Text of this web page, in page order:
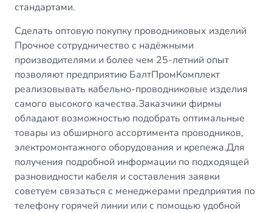
стандартами.
Сделать оптовую покупку проводниковых изделий
Прочное сотрудничество с надёжными
производителями и более чем 25-летний опыт
позволяют предприятию БалтПромКомплект
реализовывать кабельно-проводниковые изделия
самого высокого качества.Заказчики фирмы
обладают возможностью подобрать оптимальные
товары из обширного ассортимента проводников,
электромонтажного оборудования и крепежа.Для
получения подробной информации по подходящей
разновидности кабеля и составления заявки
советуем связаться с менеджерами предприятия по
телефону горячей линии или с помощью удобной